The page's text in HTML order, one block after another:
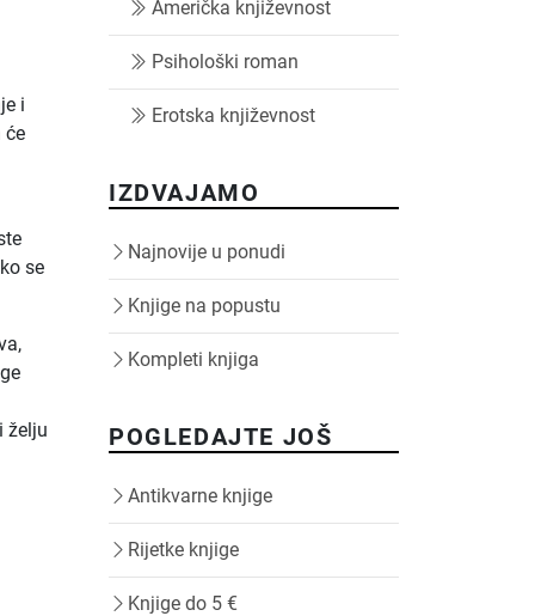
i
će
se
želju
Američka književnost
Psihološki roman
Erotska književnost
IZDVAJAMO
Najnovije u ponudi
Knjige na popustu
Kompleti knjiga
POGLEDAJTE JOŠ
Antikvarne knjige
Rijetke knjige
Knjige do 5 €